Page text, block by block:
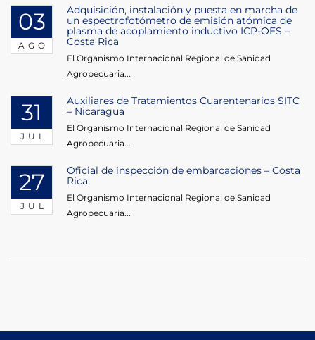
03
AGO
Adquisición, instalación y puesta en marcha de
un espectrofotómetro de emisión atómica de
plasma de acoplamiento inductivo ICP-OES –
Costa Rica
El Organismo Internacional Regional de Sanidad
Agropecuaria...
31
JUL
Auxiliares de Tratamientos Cuarentenarios SITC
– Nicaragua
El Organismo Internacional Regional de Sanidad
Agropecuaria...
27
JUL
Oficial de inspección de embarcaciones – Costa
Rica
El Organismo Internacional Regional de Sanidad
Agropecuaria...